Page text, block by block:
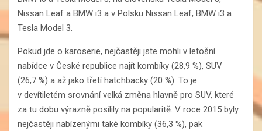
Nissan Leaf a BMW i3 a v Polsku Nissan Leaf, BMW i3 a
Tesla Model 3.
Pokud jde o karoserie, nejčastěji jste mohli v letošní
nabídce v České republice najít kombíky (28,9 %), SUV
(26,7 %) a až jako třetí hatchbacky (20 %). To je
v devítiletém srovnání velká změna hlavně pro SUV, které
za tu dobu výrazně posílily na popularitě. V roce 2015 byly
nejčastěji nabízenými také kombíky (36,3 %), pak